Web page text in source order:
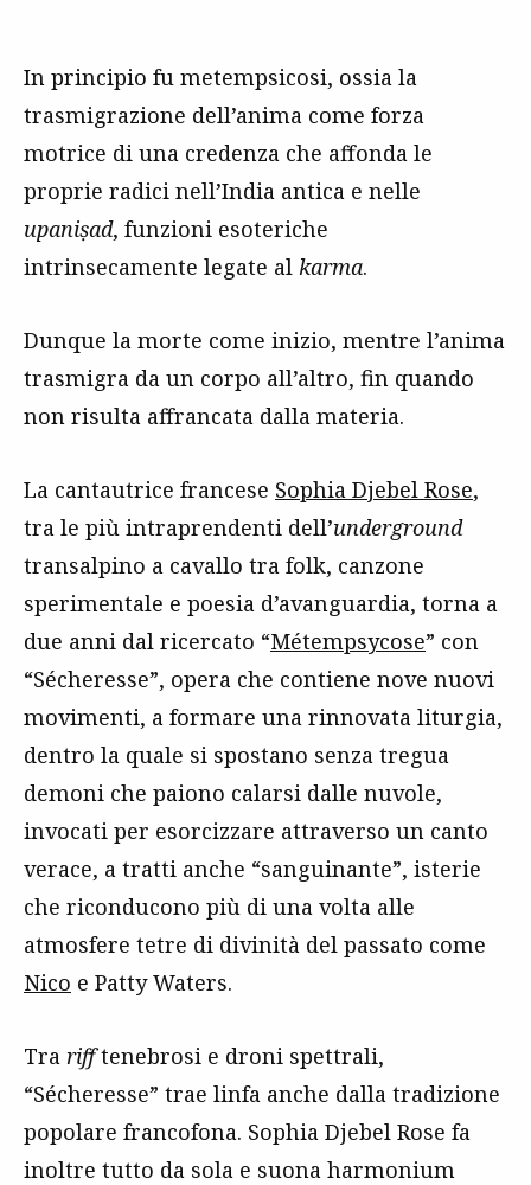
In principio fu metempsicosi, ossia la
trasmigrazione dell’anima come forza
motrice di una credenza che affonda le
proprie radici nell’India antica e nelle
upaniṣad, funzioni esoteriche
intrinsecamente legate al karma.
Dunque la morte come inizio, mentre l’anima
trasmigra da un corpo all’altro, fin quando
non risulta affrancata dalla materia.
La cantautrice francese Sophia Djebel Rose,
tra le più intraprendenti dell’underground
transalpino a cavallo tra folk, canzone
sperimentale e poesia d’avanguardia, torna a
due anni dal ricercato “Métempsycose” con
“Sécheresse”, opera che contiene nove nuovi
movimenti, a formare una rinnovata liturgia,
dentro la quale si spostano senza tregua
demoni che paiono calarsi dalle nuvole,
invocati per esorcizzare attraverso un canto
verace, a tratti anche “sanguinante”, isterie
che riconducono più di una volta alle
atmosfere tetre di divinità del passato come
Nico e Patty Waters.
Tra rifftenebrosi e droni spettrali,
“Sécheresse” trae linfa anche dalla tradizione
popolare francofona. Sophia Djebel Rose fa
inoltre tutto da sola e suona harmonium